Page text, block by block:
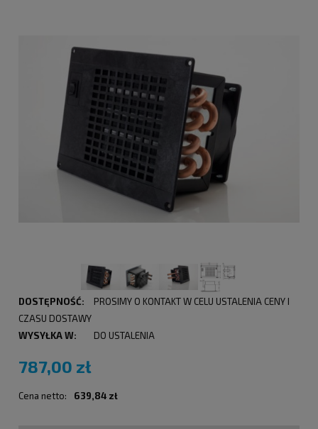
DOSTĘPNOŚĆ:
PROSIMY O KONTAKT W CELU USTALENIA CENY I
CZASU DOSTAWY
WYSYŁKA W:
DO USTALENIA
787,00 zł
Cena netto: 639,84 zł